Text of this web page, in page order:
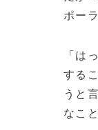
ポー
「は
する
うと
なこ